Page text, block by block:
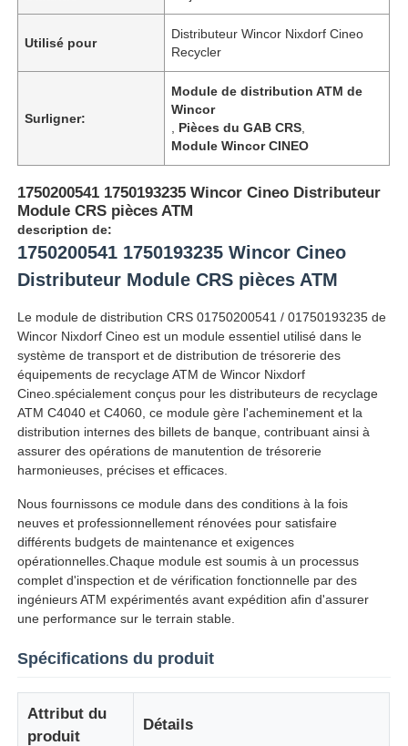
Aperçu
Produits
Vidéos
Utilisé pour
Distributeur Wincor Nixdorf Cineo
Recycler
Surligner:
Module de distribution ATM de
Wincor
Pièces du GAB CRS
Module Wincor CINEO
1750200541 1750193235 Wincor Cineo Distributeur
Module CRS pièces ATM
description de:
1750200541 1750193235 Wincor Cineo
Distributeur Module CRS pièces ATM
Le module de distribution CRS 01750200541 / 01750193235 de
Wincor Nixdorf Cineo est un module essentiel utilisé dans le
système de transport et de distribution de trésorerie des
équipements de recyclage ATM de Wincor Nixdorf
Cineo.spécialement conçus pour les distributeurs de recyclage
ATM C4040 et C4060, ce module gère l'acheminement et la
distribution internes des billets de banque, contribuant ainsi à
assurer des opérations de manutention de trésorerie
harmonieuses, précises et efficaces.
Nous fournissons ce module dans des conditions à la fois
neuves et professionnellement rénovées pour satisfaire
différents budgets de maintenance et exigences
opérationnelles.Chaque module est soumis à un processus
complet d'inspection et de vérification fonctionnelle par des
ingénieurs ATM expérimentés avant expédition afin d'assurer
une performance sur le terrain stable.
Spécifications du produit
Attribut du
produit
Détails